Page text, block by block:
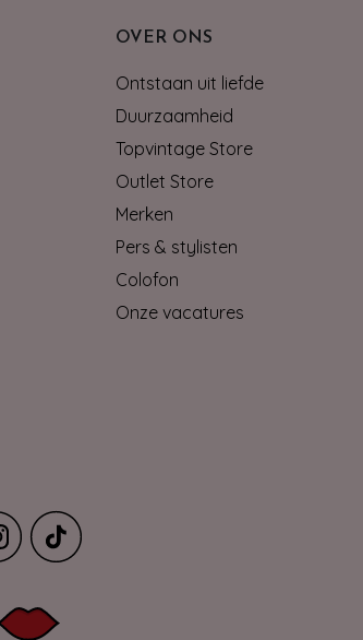
OVER ONS
Ontstaan uit liefde
Duurzaamheid
Topvintage Store
Outlet Store
Merken
Pers & stylisten
Colofon
Onze vacatures